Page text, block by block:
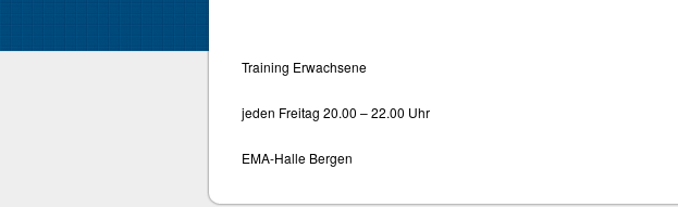
Training Erwachsene
jeden Freitag 20.00 – 22.00 Uhr
EMA-Halle Bergen